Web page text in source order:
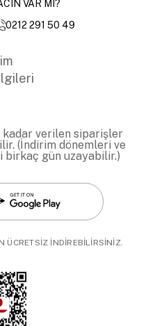
VAR MI?
0212 291 50 49
kadar verilen siparişler
(İndirim dönemleri ve
birkaç gün uzayabilir.)
ÜCRETSİZ İNDİREBİLİRSİNİZ.